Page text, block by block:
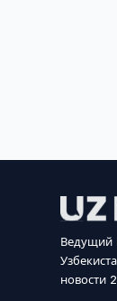
Ведущий
новости